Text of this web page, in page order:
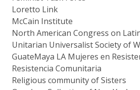
Loretto Link
McCain Institute
North American Congress on
Unitarian Universalist Society of
GuateMaya LA Mujeres en
Resistencia Comunitaria
Religious community of Sisters